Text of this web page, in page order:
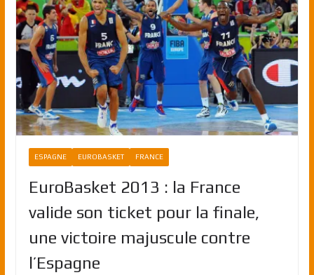
ESPAGNE EUROBASKET FRANCE
EuroBasket 2013 : la France
valide son ticket pour la finale,
une victoire majuscule contre
l’Espagne